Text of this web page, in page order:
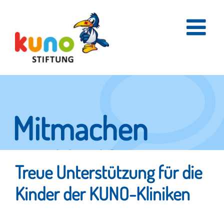
content
Mitmachen
und helfen.
Hier erfahren Sie, wie fleißige Helfer
Treue Unterstützung für die
Kinder der KUNO-Kliniken